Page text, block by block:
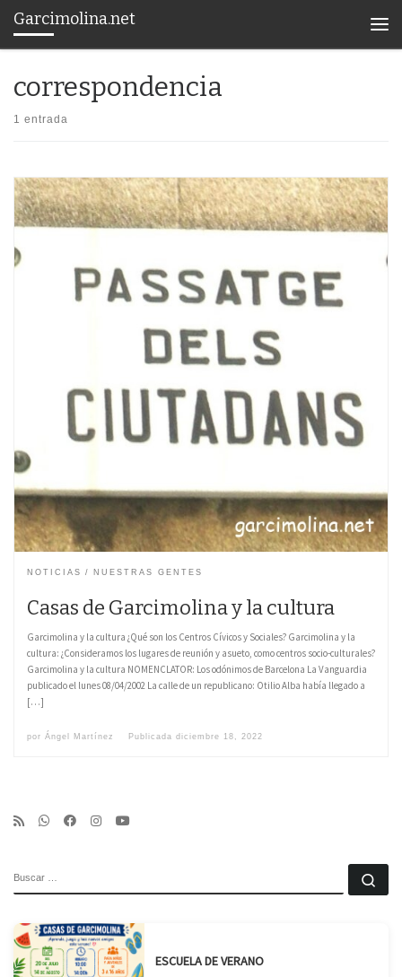
Saltar al contenido
Garcimolina.net
correspondencia
1 entrada
NOTICIAS NUESTRAS GENTES
Casas de Garcimolina y la cultura
Garcimolina y la cultura ¿Qué son los Centros Cívicos y Sociales? Garcimolina y la
cultura: ¿Consideramos los lugares de reunión y asueto, como centros socio-culturales?
Garcimolina y la cultura NOMENCLATOR: Los odónimos de Barcelona La Vanguardia
publicado el lunes 08/04/2002 La calle de un republicano: Otilio Alba había llegado a
[…]
por Ángel Martínez Publicada diciembre 18, 2022
ESCUELA DE VERANO